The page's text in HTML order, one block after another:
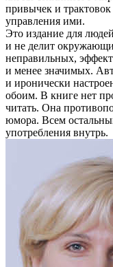
привычек и
управления ими.
Это издание для
и не делит
неправильных,
и менее значимых.
и иронически
обоим. В книге нет
читать. Она
юмора. Всем
употребления внутрь.